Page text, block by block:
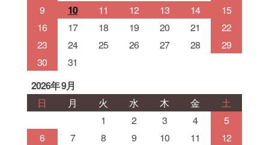
9
10 11 12 13 14
15
16
17 18 19 20 21
22
23
24 25 26 27 28
29
30
31
2026年 9月
日
月 火 水 木 金
土
1
2 3 4
5
6
7 8 9 10 11
12